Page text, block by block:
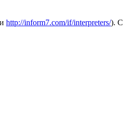
http://inform7.com/if/interpreters/).